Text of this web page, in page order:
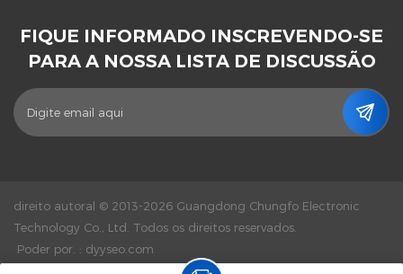
FIQUE INFORMADO INSCREVENDO-SE
PARA A NOSSA LISTA DE DISCUSSÃO
direito autoral © 2013-2026 Guangdong Chungfo Electronic
Technology Co., Ltd. Todos os direitos reservados.
Poder por. : dyyseo.com
Política De Privacidade